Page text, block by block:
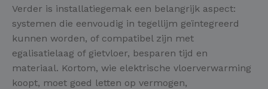
Verder is installatiegemak een belangrijk aspect:
systemen die eenvoudig in tegellijm geïntegreerd
kunnen worden, of compatibel zijn met
egalisatielaag of gietvloer, besparen tijd en
materiaal. Kortom, wie elektrische vloerverwarming
koopt, moet goed letten op vermogen,